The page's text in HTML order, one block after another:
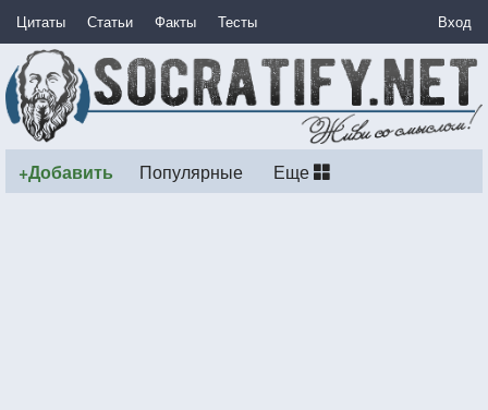
Цитаты Статьи Факты Тесты Вход
+Добавить Популярные Еще